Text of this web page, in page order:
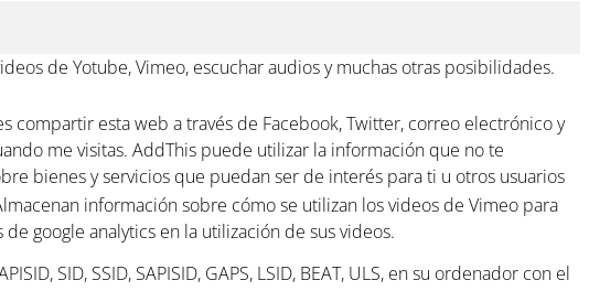
de Yotube, Vimeo, escuchar audios y muchas otras posibilidades.
compartir esta web a través de Facebook, Twitter, correo electrónico y
me visitas. AddThis puede utilizar la información que no te
bienes y servicios que puedan ser de interés para ti u otros usuarios
información sobre cómo se utilizan los videos de Vimeo para
google analytics en la utilización de sus videos.
SID, SSID, SAPISID, GAPS, LSID, BEAT, ULS, en su ordenador con el